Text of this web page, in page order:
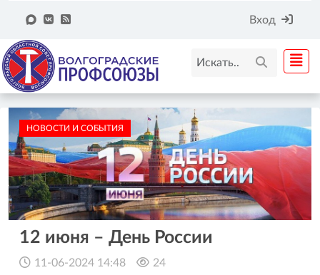
Вход
НОВОСТИ И СОБЫТИЯ
12 июня – День России
11-06-2024 14:48 24